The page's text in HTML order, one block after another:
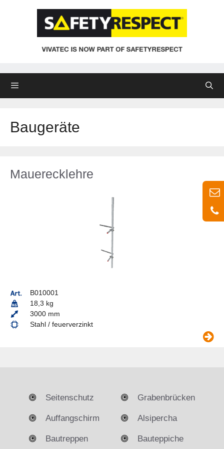
Baugeräte
Mauerecklehre
B010001
18,3 kg
3000 mm
Stahl / feuerverzinkt
Seitenschutz
Auffangschirm
Bautreppen
Grabenbrücken
Alsipercha
Bauteppiche